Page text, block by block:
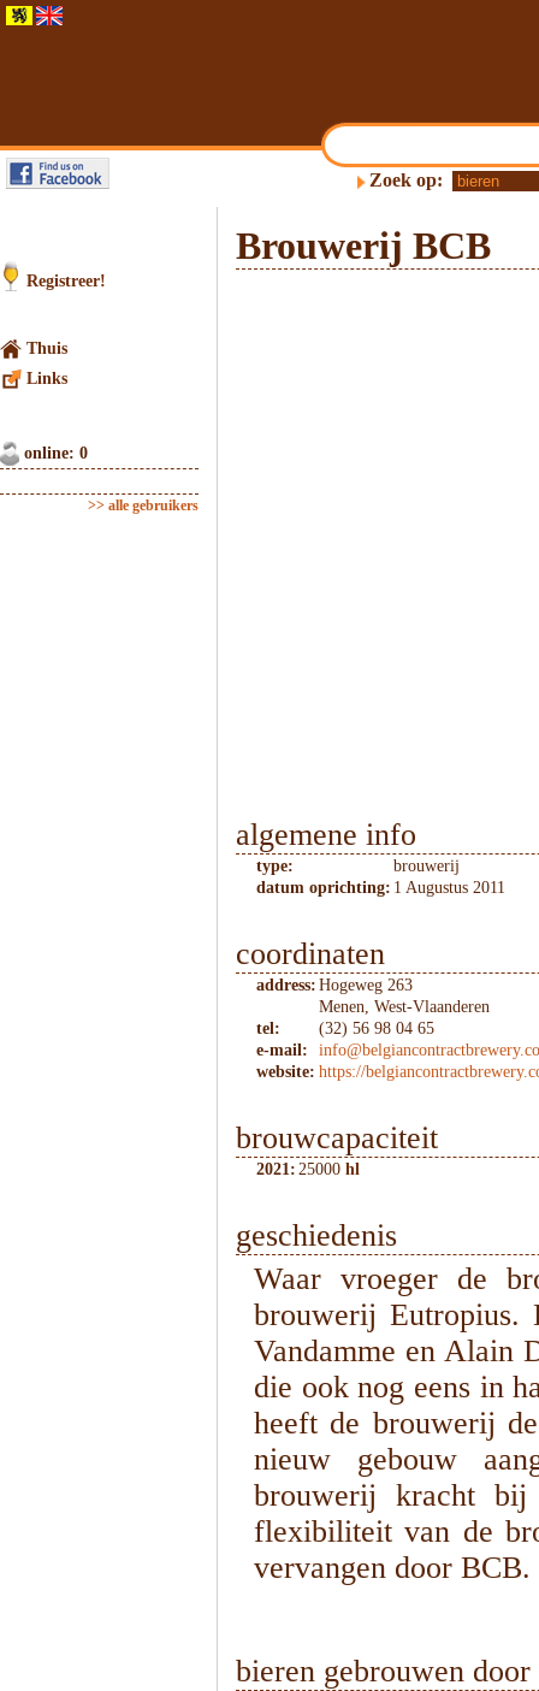
Zoek op:
Registreer!
Thuis
Links
online: 0
>> alle gebruikers
Brouwerij BCB
algemene info
type:
brouwerij
datum oprichting: 1 Augustus 2011
coordinaten
address: Hogeweg 263
Menen, West-Vlaanderen
tel:
(32) 56 98 04 65
e-mail:
website: https://
brouwcapaciteit
2021: 25000 hl
geschiedenis
Waar vroeger de
brouwerij Eutropius.
Vandamme en Alain
die ook nog eens in
heeft de brouwerij
nieuw gebouw
brouwerij kracht
flexibiliteit van de
vervangen door BCB.
bieren gebrouwen door